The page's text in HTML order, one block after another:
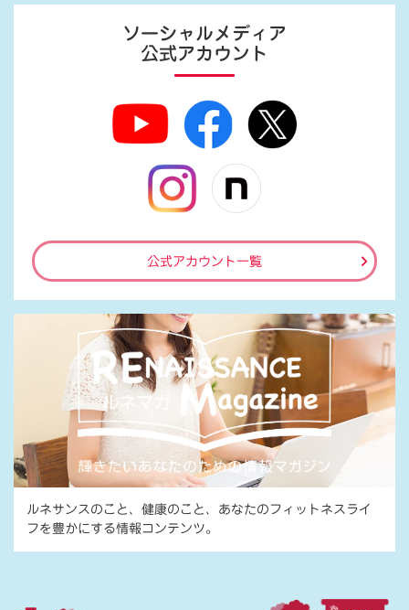
ソーシャルメディア
公式アカウント
公式アカウント一覧
ルネサンスのこと、健康のこと、あなたのフィットネスライ
フを豊かにする情報コンテンツ。